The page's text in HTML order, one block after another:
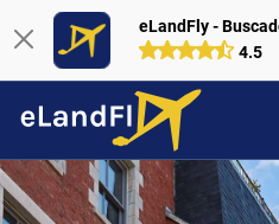
eLandFly -
4.5